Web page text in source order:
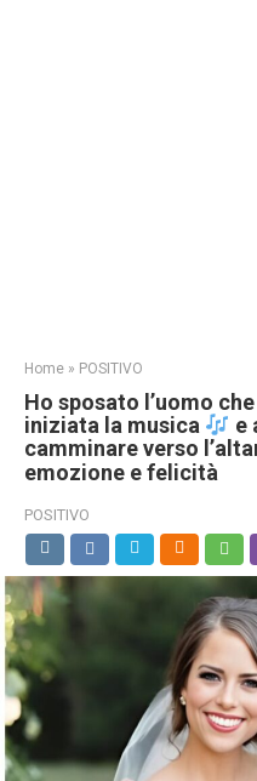
Home » POSITIVO
Ho sposato l’uomo
iniziata la musica
e
camminare verso
emozione e felicità
POSITIVO